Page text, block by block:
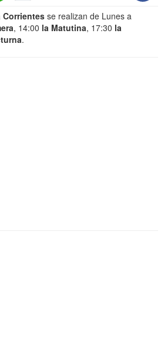
Corrientes se realizan de Lunes a
, 14:00 la Matutina, 17:30 la
.